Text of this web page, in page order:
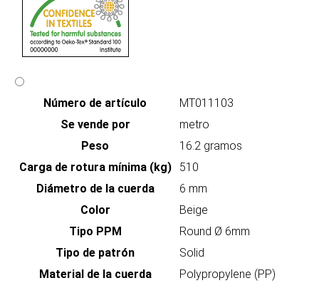
Número de artículo
MT011103
Se vende por
metro
Peso
16.2 gramos
Carga de rotura mínima (kg)
510
Diámetro de la cuerda
6 mm
Color
Beige
Tipo PPM
Round Ø 6mm
Tipo de patrón
Solid
Material de la cuerda
Polypropylene (PP)